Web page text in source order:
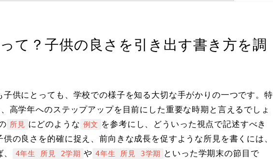
て？子供の良さを引き出す書き方を調
供にとっても、学校での様子を知る大切な手がかりの一つです。特
高学年へのステップアップを目前にした重要な時期と言えるでしょ
所見 にどのような 例文 を参考にし、どういった視点で記述すべき
の良さを的確に捉え、前向きな成長を促すような所見を書くには、
4年生 所見 2学期 や 4年生 所見 3学期
といった学期末の節目で